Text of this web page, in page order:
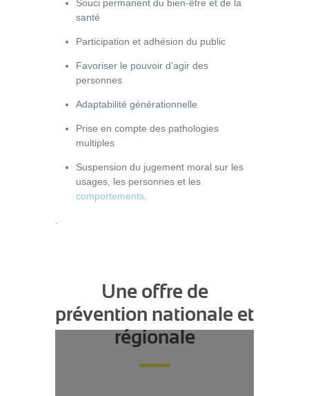
Souci permanent du bien-être et de la
santé
Participation et adhésion du public
Favoriser le pouvoir d’agir des
personnes
Adaptabilité générationnelle
Prise en compte des pathologies
multiples
Suspension du jugement moral sur les
usages, les personnes et les
comportements
Une offre de
prévention nationale et
régionale